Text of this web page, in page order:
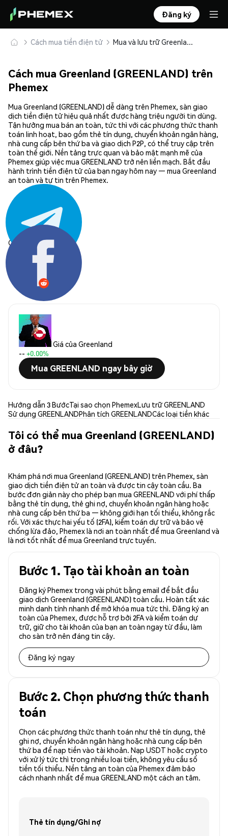
Đăng ký
Cách mua tiền điện tử Mua và lưu trữ Greenland (GREENLAND) an toàn
Cách mua Greenland (GREENLAND) trên
Phemex
Mua Greenland (GREENLAND) dễ dàng trên Phemex, sàn giao
dịch tiền điện tử hiệu quả nhất được hàng triệu người tin dùng.
Tận hưởng mua bán an toàn, tức thì với các phương thức thanh
toán linh hoạt, bao gồm thẻ tín dụng, chuyển khoản ngân hàng,
nhà cung cấp bên thứ ba và giao dịch P2P, có thể truy cập trên
toàn thế giới. Nền tảng trực quan và bảo mật mạnh mẽ của
Phemex giúp việc mua GREENLAND trở nên liền mạch. Bắt đầu
hành trình tiền điện tử của bạn ngay hôm nay — mua Greenland
an toàn và tự tin trên Phemex.
Chia sẻ:
Giá của Greenland
-- +0.00%
Mua GREENLAND ngay bây giờ
Hướng dẫn 3 BướcTại sao chọn PhemexLưu trữ GREENLAND
Sử dụng GREENLANDPhân tích GREENLANDCác loại tiền khác
Tôi có thể mua Greenland (GREENLAND)
ở đâu?
Khám phá nơi mua Greenland (GREENLAND) trên Phemex, sàn
giao dịch tiền điện tử an toàn và được tin cậy toàn cầu. Ba
bước đơn giản này cho phép bạn mua GREENLAND với phí thấp
bằng thẻ tín dụng, thẻ ghi nợ, chuyển khoản ngân hàng hoặc
nhà cung cấp bên thứ ba — không giới hạn tối thiểu, không rắc
rối. Với xác thực hai yếu tố (2FA), kiểm toán dự trữ và bảo vệ
chống lừa đảo, Phemex là nơi an toàn nhất để mua Greenland và
là nơi tốt nhất để mua Greenland trực tuyến.
Bước 1. Tạo tài khoản an toàn
Đăng ký Phemex trong vài phút bằng email để bắt đầu
giao dịch Greenland (GREENLAND) toàn cầu. Hoàn tất xác
minh danh tính nhanh để mở khóa mua tức thì. Đăng ký an
toàn của Phemex, được hỗ trợ bởi 2FA và kiểm toán dự
trữ, giữ cho tài khoản của bạn an toàn ngay từ đầu, làm
cho sàn trở nên đáng tin cậy.
Đăng ký ngay
Bước 2. Chọn phương thức thanh
toán
Chọn các phương thức thanh toán như thẻ tín dụng, thẻ
ghi nợ, chuyển khoản ngân hàng hoặc nhà cung cấp bên
thứ ba để nạp tiền vào tài khoản. Nạp USDT hoặc crypto
với xử lý tức thì trong nhiều loại tiền, không yêu cầu số
tiền tối thiểu. Nền tảng an toàn của Phemex đảm bảo
cách nhanh nhất để mua GREENLAND một cách an tâm.
Thẻ tín dụng/Ghi nợ